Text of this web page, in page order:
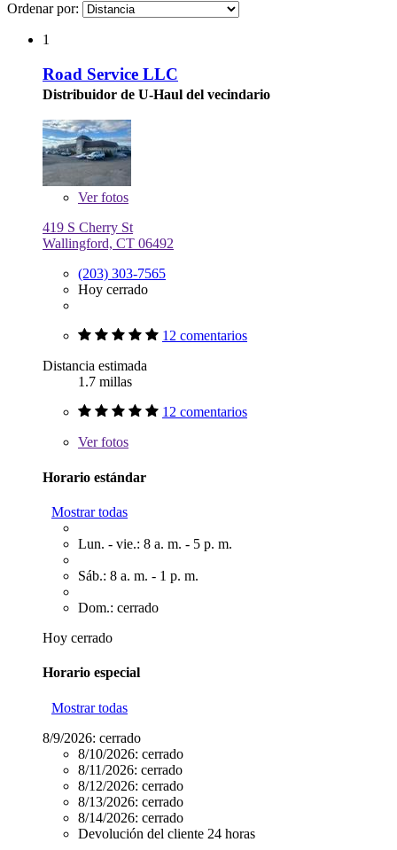
Ordenar por:
1
Road Service LLC
Distribuidor de U-Haul del vecindario
Verfotos
419 S Cherry St
Wallingford, CT 06492
(203) 303-7565
Hoy cerrado
12 comentarios
Distancia estimada
1.7 millas
12 comentarios
Verfotos
Horario estándar
Mostrar todas
Lun. - vie.: 8 a. m. - 5 p. m.
Sáb.: 8 a. m. - 1 p. m.
Dom.: cerrado
Hoy cerrado
Horario especial
Mostrar todas
8/9/2026: cerrado
8/10/2026: cerrado
8/11/2026: cerrado
8/12/2026: cerrado
8/13/2026: cerrado
8/14/2026: cerrado
Devolución del cliente 24 horas